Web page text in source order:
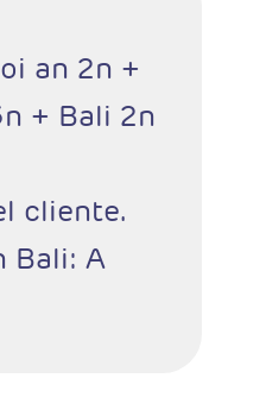
an 2n +
+ Bali 2n
cliente.
Bali: A